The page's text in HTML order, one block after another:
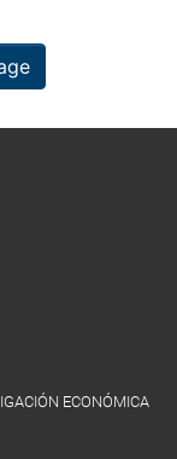
ECONÓMICA